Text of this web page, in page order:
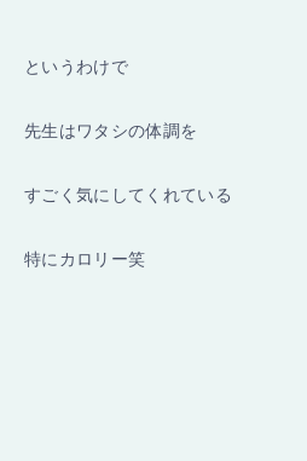
というわけで
先生はワタシの体調を
すごく気にしてくれている
特にカロリー笑